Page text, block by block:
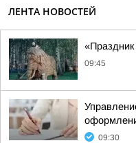
ЛЕНТА НОВОСТЕЙ
09:45
09:30